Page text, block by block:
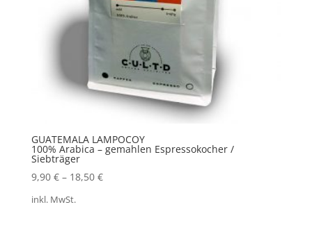
GUATEMALA LAMPOCOY
100% Arabica – gemahlen Espressokocher /
Siebträger
9,90 €– 18,50 €
inkl. MwSt.